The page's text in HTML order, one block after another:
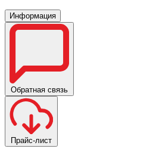
Информация
Обратная связь
Прайс-лист